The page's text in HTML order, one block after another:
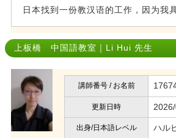
日本找到一份教汉语的工作，因为我
上板橋 中国語教室｜Li Hui 先生
講師番号 / お名前
更新日時
出身/日本語レベル ハル